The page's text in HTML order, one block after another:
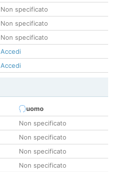
Non specificato
Non specificato
Non specificato
Accedi
Accedi
uomo
Non specificato
Non specificato
Non specificato
Non specificato